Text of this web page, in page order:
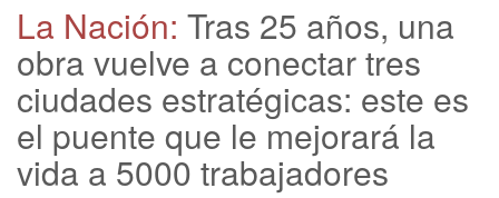
La Nación: Tras 25 años, una
obra vuelve a conectar tres
ciudades estratégicas: este es
el puente que le mejorará la
vida a 5000 trabajadores